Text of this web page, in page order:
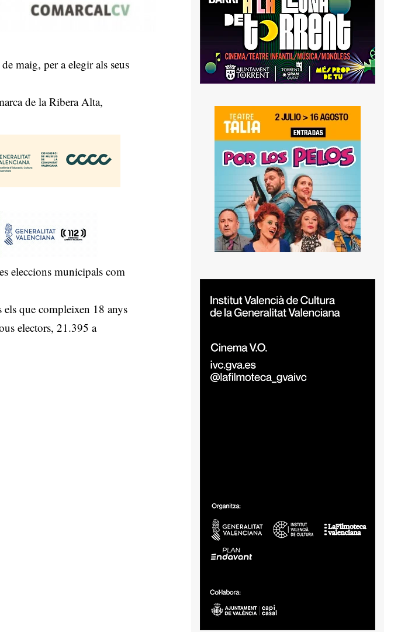
maig, per a elegir als seus
de la Ribera Alta,
eleccions municipals com
que compleixen 18 anys
electors, 21.395 a